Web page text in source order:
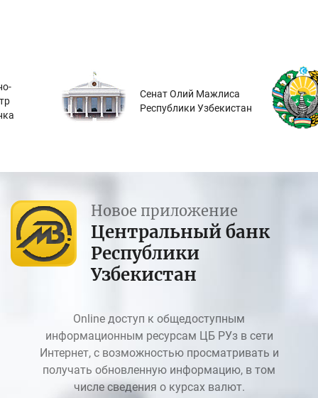
Сенат Олий Мажлиса
Республики Узбекистан
Новое приложение
Центральный банк
Республики
Узбекистан
Online доступ к общедоступным
информационным ресурсам ЦБ РУз в сети
Интернет, с возможностью просматривать и
получать обновленную информацию, в том
числе сведения о курсах валют.